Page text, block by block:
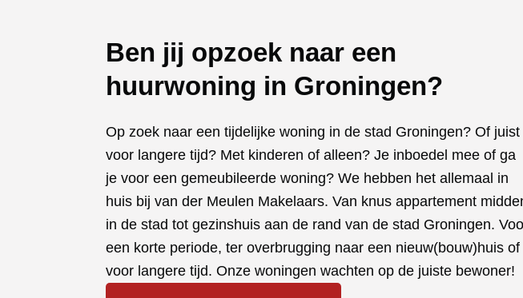
Ben jij opzoek naar een
huurwoning in Groningen?
Op zoek naar een tijdelijke woning in de stad Groningen? Of juist
voor langere tijd? Met kinderen of alleen? Je inboedel mee of ga
je voor een gemeubileerde woning? We hebben het allemaal in
huis bij van der Meulen Makelaars. Van knus appartement
in de stad tot gezinshuis aan de rand van de stad Groningen.
een korte periode, ter overbrugging naar een nieuw(bouw)huis of
voor langere tijd. Onze woningen wachten op de juiste bewoner!